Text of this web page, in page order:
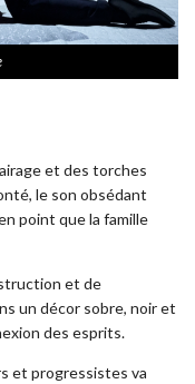
et des torches
le son obsédant
point que la famille
et de
un décor sobre, noir et
des esprits.
et progressistes va